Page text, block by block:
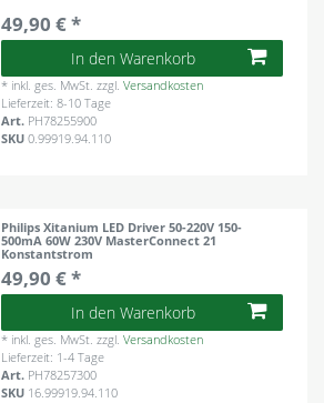
49,90 € *
In den Warenkorb
* inkl. ges. MwSt. zzgl.Versandkosten
Lieferzeit: 8-10 Tage
Art. PH78255900
SKU0.99919.94.110
Philips Xitanium LED Driver 50-220V 150-
500mA 60W 230V MasterConnect 21
Konstantstrom
49,90 € *
In den Warenkorb
* inkl. ges. MwSt. zzgl.Versandkosten
Lieferzeit: 1-4 Tage
Art. PH78257300
SKU 16.99919.94.110